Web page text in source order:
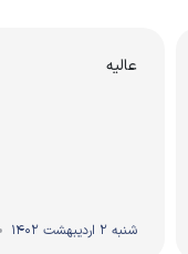
عالیه
شنبه 2 اردیبهشت 1402